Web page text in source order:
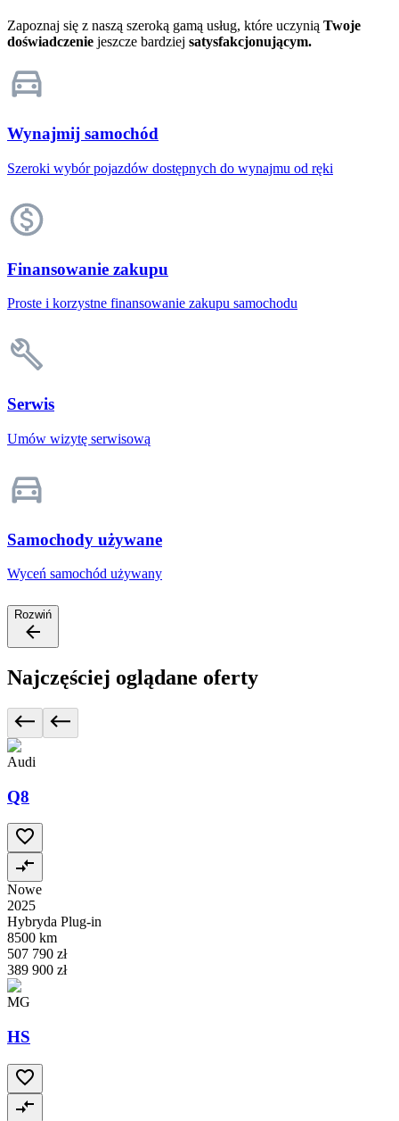
Zapoznaj się z naszą szeroką gamą usług, które uczynią Twoje
doświadczenie jeszcze bardziej satysfakcjonującym.
Wynajmij samochód
Szeroki wybór pojazdów dostępnych do wynajmu od ręki
Finansowanie zakupu
Proste i korzystne finansowanie zakupu samochodu
Serwis
Umów wizytę serwisową
Samochody używane
Wyceń samochód używany
Rozwiń
Najczęściej oglądane oferty
Audi
Q8
Nowe
2025
Hybryda Plug-in
8500 km
507 790 zł
389 900 zł
MG
HS